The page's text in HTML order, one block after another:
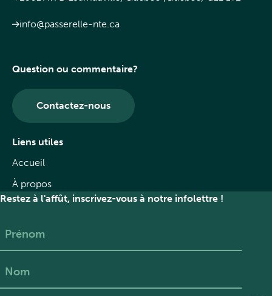
info@passerelle-nte.ca
Question ou commentaire?
Contactez-nous
Liens utiles
Accueil
À propos
Restez à l'affût, inscrivez-vous à notre infolettre !